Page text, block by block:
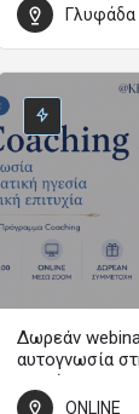
Με τη Μαίρη
99
Γλυφάδα
Δωρεάν
αυτογνωσία
ηγεσία και
επιτυχίαONLINE